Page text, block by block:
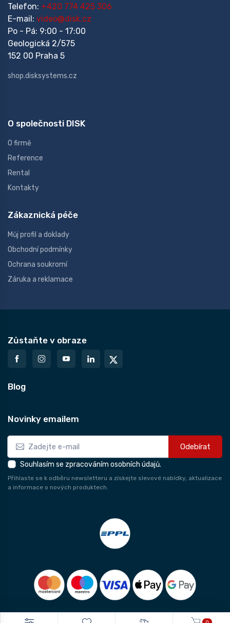
Telefon: +420 774 425 306
E-mail: video@disk.cz
Po - Pá: 9:00 - 17:00
Geologická 2/575
152 00 Praha 5
shop.disksystems.cz
O společnosti DISK
O firmě
Reference
Rental
Kontakty
Zákaznická péče
Můj profil a doklady
Obchodní podmínky
Ochrana soukromí
Záruka a reklamace
Zůstaňte v obraze
Blog
Novinky emailem
Odebírat
Souhlasím se zpracováním osobních údajů.
Přihlaste se k odběru newsletteru a získejte slevové nabídky, aktualizace
a informace o nových produktech.